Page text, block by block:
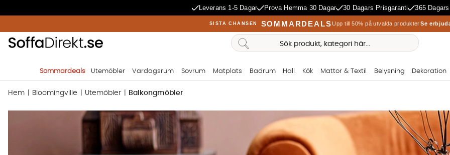
Leverans 1-5 Dagar Prova Hemma 30 Dagar 30 Dagars Prisgaranti 365
SISTA CHANSEN SOMMARDEALSUpp till 50% på utvalda produkterSe
Sommardeals Utemöbler Vardagsrum Sovrum Matplats Badrum Hall Kök Mattor & Textil Belysning Dekoration
Hem Bloomingville Utemöbler Balkongmöbler